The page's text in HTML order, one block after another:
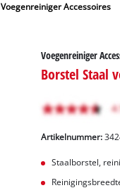
Voegenreiniger Accessoires
Voegenreiniger
Borstel Staal
Artikelnummer:
Staalborstel,